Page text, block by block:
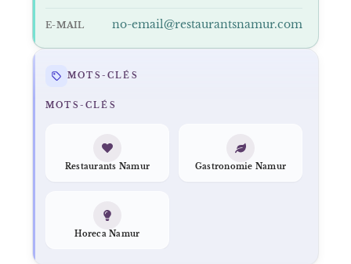
E-MAIL no-email@restaurantsnamur.com
MOTS-CLÉS
MOTS-CLÉS
Restaurants Namur Gastronomie Namur
Horeca Namur